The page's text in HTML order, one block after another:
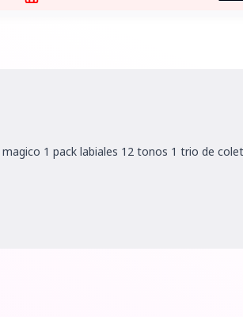
1 pack labiales 12 tonos 1 trio de